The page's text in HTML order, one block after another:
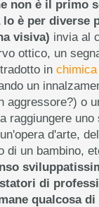
non è il primo
è per diverse
visiva) invia al
ottico, un
in chimica
un
aggressore?) o
raggiungere uno
d'arte,
di un bambino,
di
qualcosa di